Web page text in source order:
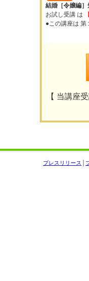
結婚［令嬢編
お試し受講 は
●この講座は 第
【 当講座
プレスリリース